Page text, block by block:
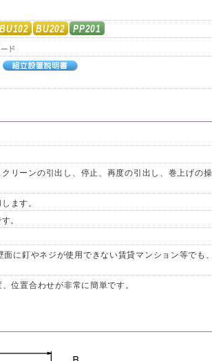
BU102 BU202 PP201
リーンの引出し、停止、再度の引出し、巻上げの
ます。
。
面に釘やネジが使用できない賃貸マンション等でも
位置合わせが非常に簡単です。